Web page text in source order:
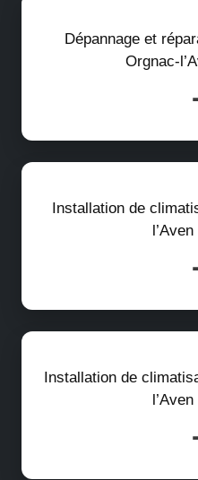
Dépannage et
Orgnac-
Installation de
Installation de